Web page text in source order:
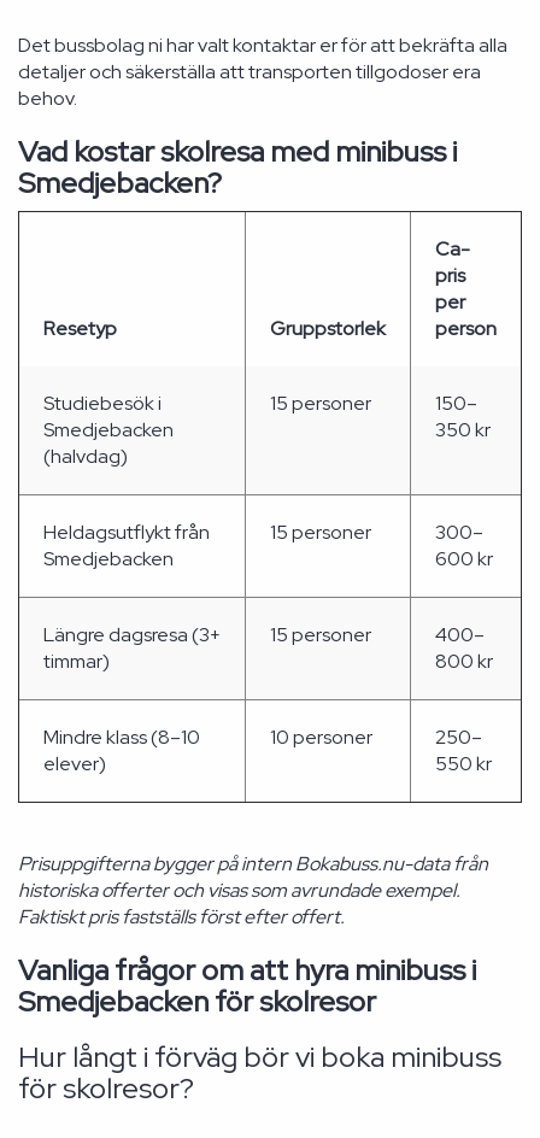
Det bussbolag ni har valt kontaktar er för att bekräfta alla
detaljer och säkerställa att transporten tillgodoser era
behov.
Vad kostar skolresa med minibuss i
Smedjebacken?
Resetyp Gruppstorlek
Ca-
pris
per
person
Studiebesök i
Smedjebacken
(halvdag)
15 personer
150–
350 kr
Heldagsutflykt från
Smedjebacken
15 personer
300–
600 kr
Längre dagsresa (3+
timmar)
15 personer
400–
800 kr
Mindre klass (8–10
elever)
10 personer
250–
550 kr
Prisuppgifterna bygger på intern Bokabuss.nu-data från
historiska offerter och visas som avrundade exempel.
Faktiskt pris fastställs först efter offert.
Vanliga frågor om att hyra minibuss i
Smedjebacken för skolresor
Hur långt i förväg bör vi boka minibuss
för skolresor?